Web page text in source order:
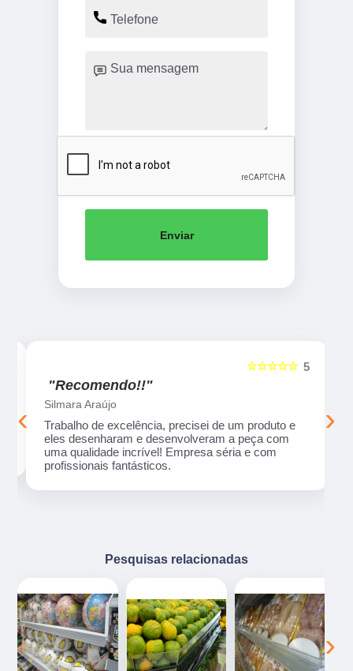
Enviar
5
☆☆☆☆☆
"Recomendo!!"
Silmara Araújo
Trabalho de excelência, precisei de um produto e
eles desenharam e desenvolveram a peça com
uma qualidade incrível! Empresa séria e com
profissionais fantásticos.
‹ ›
Pesquisas relacionadas
‹ ›